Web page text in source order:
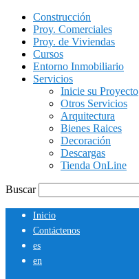
Construcción
Proy. Comerciales
Proy. de Viviendas
Cursos
Entorno Inmobiliario
Servicios
Inicie su Proyecto
Otros Servicios
Arquitectura
Bienes Raices
Decoración
Descargas
Tienda OnLine
Buscar
Inicio
Contáctenos
es
en